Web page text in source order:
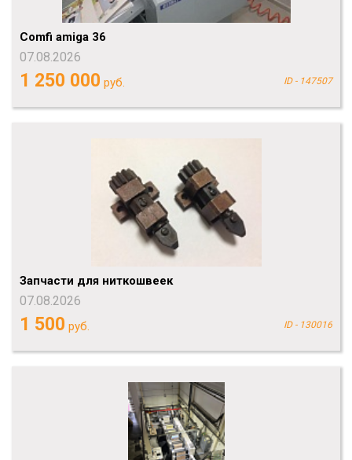
Comfi amiga 36
07.08.2026
1 250 000 руб. ID - 147507
Запчасти для ниткошвеек
07.08.2026
1 500 руб. ID - 130016